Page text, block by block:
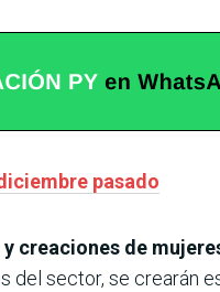
pasado
creaciones de
del sector, se crearán